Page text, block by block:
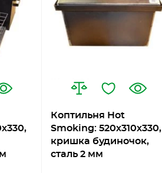
Коптильня Hot
Smoking: 520х310х330,
кришка будиночок,
сталь 2 мм